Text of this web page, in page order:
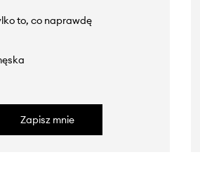
to, co naprawdę
Zapisz mnie